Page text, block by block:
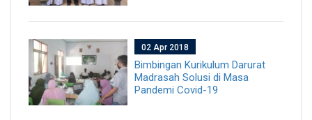
02 Apr 2018
Bimbingan Kurikulum Darurat
Madrasah Solusi di Masa
Pandemi Covid-19